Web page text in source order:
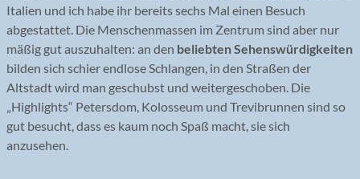
Italien und ich habe ihr bereits sechs Mal einen Besuch
abgestattet. Die Menschenmassen im Zentrum sind aber nur
mäßig gut auszuhalten: an den beliebten Sehenswürdigkeiten
bilden sich schier endlose Schlangen, in den Straßen der
Altstadt wird man geschubst und weitergeschoben. Die
„Highlights“ Petersdom, Kolosseum und Trevibrunnen sind so
gut besucht, dass es kaum noch Spaß macht, sie sich
anzusehen.